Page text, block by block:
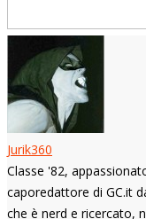
Jurik360
Classe '82,
caporedattore di GC.it
che è nerd e ricercato,